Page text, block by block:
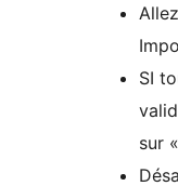
SI
sur